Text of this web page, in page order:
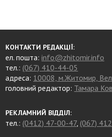
КОНТАКТИ РЕДАКЦІЇ:
ел. пошта:info@zhitomir.info
тел.: (067) 410-44-05
адреса: 10008, м.Житомир,
головний редактор: Тамара
РЕКЛАМНИЙ ВІДДІЛ:
тел.: (0412) 47-00-47, (067)